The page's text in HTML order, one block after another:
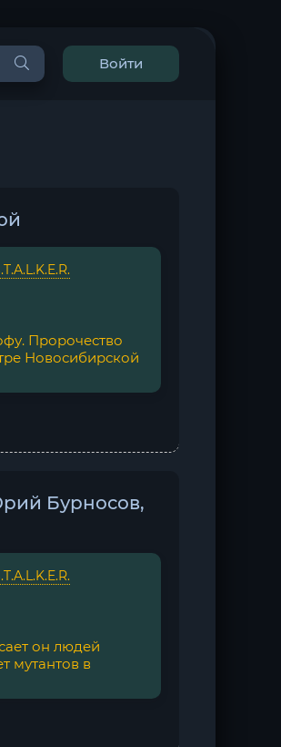
Войти
Пророчество
Новосибирской
Бурносов,
он людей
мутантов в